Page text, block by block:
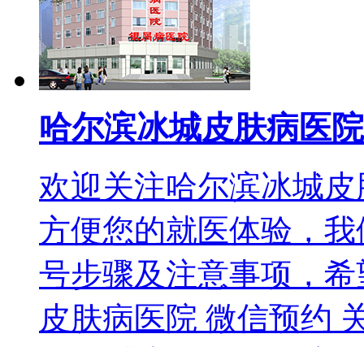
哈尔滨冰城皮肤病医
欢迎关注哈尔滨冰城
方便您的就医体验，
号步骤及注意事项，
皮肤病医院 微信预约